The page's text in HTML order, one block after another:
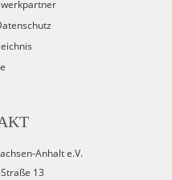
Anhalt e.V.
13